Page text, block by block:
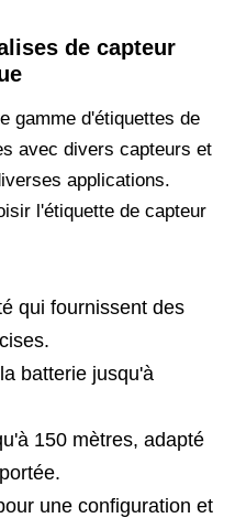
de capteur
gamme d'étiquettes de
avec divers capteurs et
applications.
l'étiquette de capteur
qui fournissent des
batterie jusqu'à
150 mètres, adapté
une configuration et